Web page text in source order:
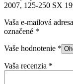
2007, 125-250 SX
Vaša e-mailová
označené *
Vaše hodnotenie *
Vaša recenzia *